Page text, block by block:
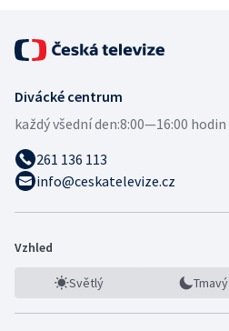
Divácké centrum
každý všední den:8:00—16:00 hodin
261 136 113
info@ceskatelevize.cz
Vzhled
Světlý Tmavý